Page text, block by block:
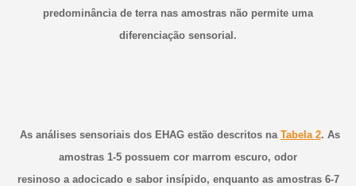
predominância de terra nas amostras não permite uma
diferenciação sensorial.
As análises sensoriais dos EHAG estão descritos na Tabela 2. As
amostras 1-5 possuem cor marrom escuro, odor
resinoso a adocicado e sabor insípido, enquanto as amostras 6-7